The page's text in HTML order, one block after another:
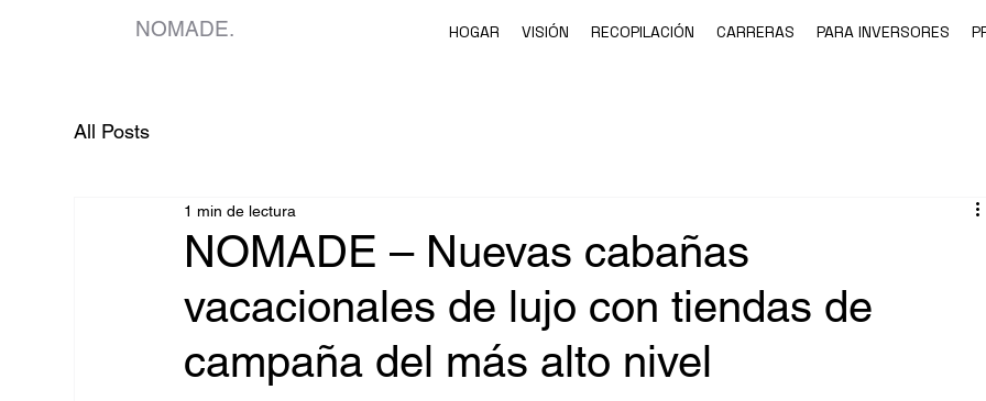
NOMADE. HOGAR VISIÓN RECOPILACIÓN CARRERAS PARA INVERSORES
All Posts
NOMADE – Nuevas cabañas
vacacionales de lujo con tiendas de
campaña del más alto nivel
1 min de lectura